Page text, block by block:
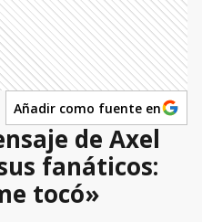
Añadir como fuente en
de Axel
fanáticos:
tocó»